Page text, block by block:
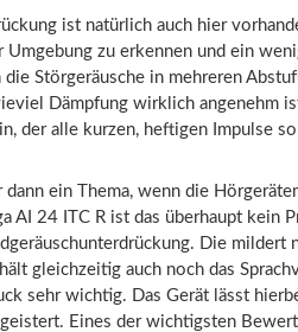
ist natürlich auch hier
Umgebung zu erkennen und ein
Störgeräusche in mehreren
Dämpfung wirklich angenehm
der alle kurzen, heftigen Impulse
dann ein Thema, wenn die
AI 24 ITC R ist das überhaupt kein
Die mildert
gleichzeitig auch noch das
sehr wichtig. Das Gerät lässt
Eines der wichtigsten